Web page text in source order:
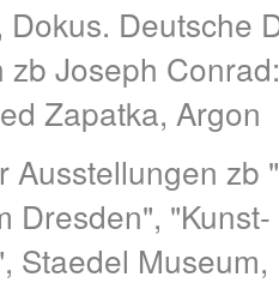
Deutsche
Joseph
Zapatka, Argon
Ausstellungen zb
Dresden",
Staedel Museum,